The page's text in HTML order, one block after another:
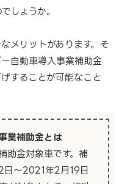
しょうか。
メリットがあります。そ
自動車導入事業補助金
することが可能なこと
業補助金とは
金対象車です。補
～2021年2月19日